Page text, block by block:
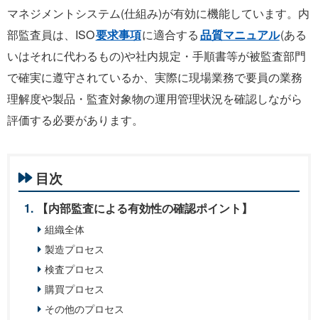
マネジメントシステム(仕組み)が有効に機能しています。内
部監査員は、ISO要求事項に適合する品質マニュアル(ある
いはそれに代わるもの)や社内規定・手順書等が被監査部門
で確実に遵守されているか、実際に現場業務で要員の業務
理解度や製品・監査対象物の運用管理状況を確認しながら
評価する必要があります。
目次
【内部監査による有効性の確認ポイント】
組織全体
製造プロセス
検査プロセス
購買プロセス
その他のプロセス